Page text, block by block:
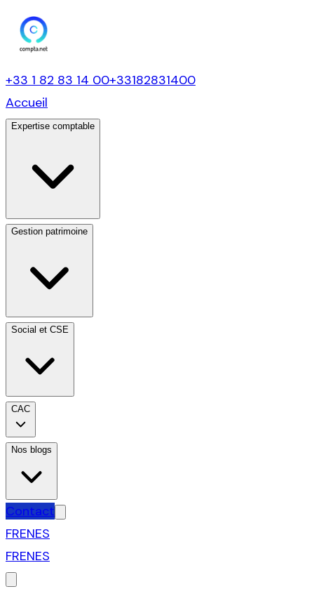
+33 1 82 83 14 00+33182831400
Accueil
Expertise comptable
Gestion patrimoine
Social et CSE
CAC
Nos blogs
Contact
FRENES
FRENES